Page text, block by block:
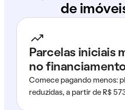
de
Parcelas iniciais
no
Comece pagando menos:
reduzidas, a partir de R$